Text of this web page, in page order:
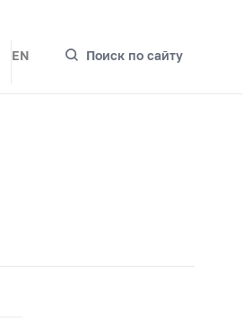
EN Поиск по сайту